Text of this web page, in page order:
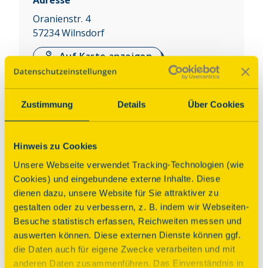
Zustimmung Details Über Cookies
Hinweis zu Cookies
Unsere Webseite verwendet Tracking-Technologien (wie
Cookies) und eingebundene externe Inhalte. Diese
dienen dazu, unsere Website für Sie attraktiver zu
gestalten oder zu verbessern, z. B. indem wir Webseiten-
Besuche statistisch erfassen, Reichweiten messen und
auswerten können. Diese externen Dienste können ggf.
die Daten auch für eigene Zwecke verarbeiten und mit
anderen Daten zusammenführen. Das Einverständnis in
Oranienstr. 4
57234Wilnsdorf
Auf Karte anzeigen
Über dieses Denkmal
1821 erbaut. Es handelt sich um ein
Eichenfachwerk mit einem Turm, der einen
geschweiften, achteckigen Helm trägt. Früher
diente ein angrenzender Raum dem Unterricht,
heute wird er als Tagungsraum genutzt. 1997
wurde eine Blechdecke mit kreisförmigen Mustern
entdeckt, die vermutlich um 1924 eingebaut wurde.
Diese wurde restauriert und ist heute wieder